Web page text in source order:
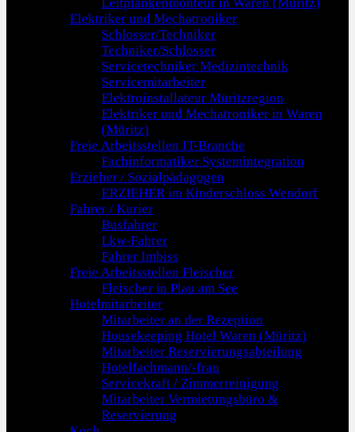
Elektriker und Mechatroniker
Schlosser/Techniker
Techniker/Schlosser
Servicetechniker Medizintechnik
Servicemitarbeiter
Elektroinstallateur Müritzregion
Elektriker und Mechatroniker in Waren
(Müritz)
Freie Arbeitsstellen IT-Branche
Fachinformatiker Systemintegration
Erzieher / Sozialpädagogen
ERZIEHER im Kinderschloss Wendorf
Fahrer / Kurier
Busfahrer
Lkw-Fahrer
Fahrer Imbiss
Freie Arbeitsstellen Fleischer
Fleischer in Plau am See
Hotelmitarbeiter
Mitarbeiter an der Rezeption
Housekeeping Hotel Waren (Müritz)
Mitarbeiter Reservierungsabteilung
Hotelfachmann/-frau
Servicekraft / Zimmerreinigung
Mitarbeiter Vermietungsbüro &
Reservierung